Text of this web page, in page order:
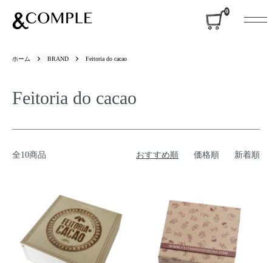
0
ホーム BRAND Feitoria do cacao
Feitoria do cacao
全10商品 おすすめ順 価格順 新着順